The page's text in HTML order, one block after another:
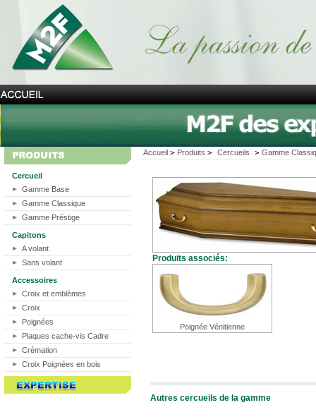
Cercueil
Gamme Base
Gamme Classique
Gamme Préstige
Capitons
A volant
Sans volant
Accessoires
Croix et emblèmes
Croix
Poignées
Plaques cache-vis Cadre
Crémation
Croix Poignées en bois
Accueil > Produits > Cercueils > Gamme
Produits associés:
Poignée Vénitienne
Autres cercueils de la gamme